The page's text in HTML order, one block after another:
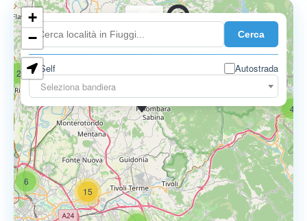
Cerca
Self
Autostrada
Seleziona bandiera
2
18
6
15
4
+
−